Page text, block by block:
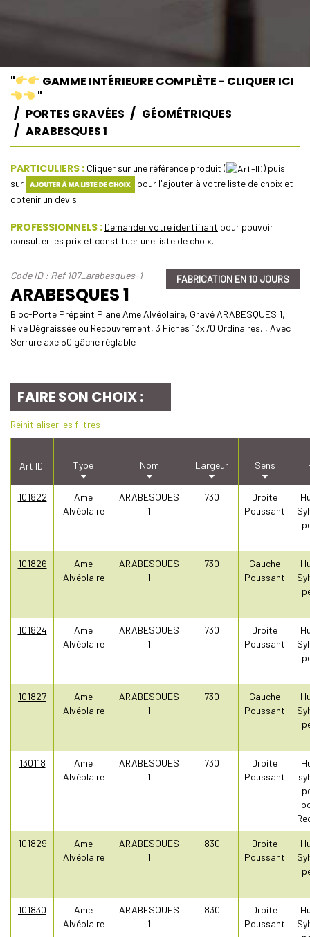
"
GAMME INTÉRIEURE COMPLÈTE - CLIQUER ICI
"
PORTES GRAVÉES
GÉOMÉTRIQUES
ARABESQUES 1
PARTICULIERS : Cliquer sur une référence produit (
) puis
sur
pour l'ajouter à votre liste de choix et
obtenir un devis.
PROFESSIONNELS : Demander votre identifiant pour pouvoir
consulter les prix et constituer une liste de choix.
Code ID : Ref 107_arabesques-1
ARABESQUES 1
FABRICATION EN 10 JOURS
Bloc-Porte Prépeint Plane Ame Alvéolaire, Gravé ARABESQUES 1,
Rive Dégraissée ou Recouvrement, 3 Fiches 13x70 Ordinaires, , Avec
Serrure axe 50 gâche réglable
FAIRE SON CHOIX :
Réinitialiser les filtres
Art ID. Type Nom Largeur Sens
101822
Ame
Alvéolaire
ARABESQUES
1
730
Droite
Poussant
101826
Ame
Alvéolaire
ARABESQUES
1
730
Gauche
Poussant
101824
Ame
Alvéolaire
ARABESQUES
1
730
Droite
Poussant
101827
Ame
Alvéolaire
ARABESQUES
1
730
Gauche
Poussant
130118
Ame
Alvéolaire
ARABESQUES
1
730
Droite
Poussant
101829
Ame
Alvéolaire
ARABESQUES
1
830
Droite
Poussant
101830
Ame
Alvéolaire
ARABESQUES
1
830
Droite
Poussant